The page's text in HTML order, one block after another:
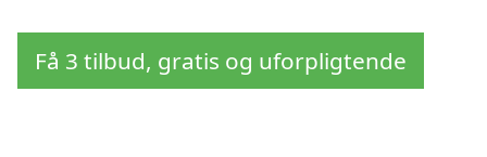
Få 3 tilbud, gratis og uforpligtende